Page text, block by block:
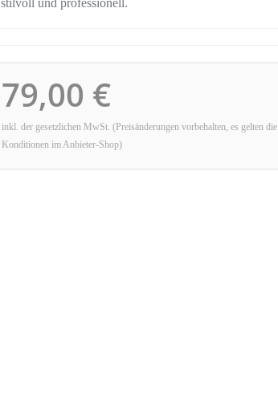
stilvoll und professionell.
79,00 €
inkl. der gesetzlichen MwSt. (Preisänderungen vorbehalten, es gelten die
Konditionen im Anbieter-Shop)